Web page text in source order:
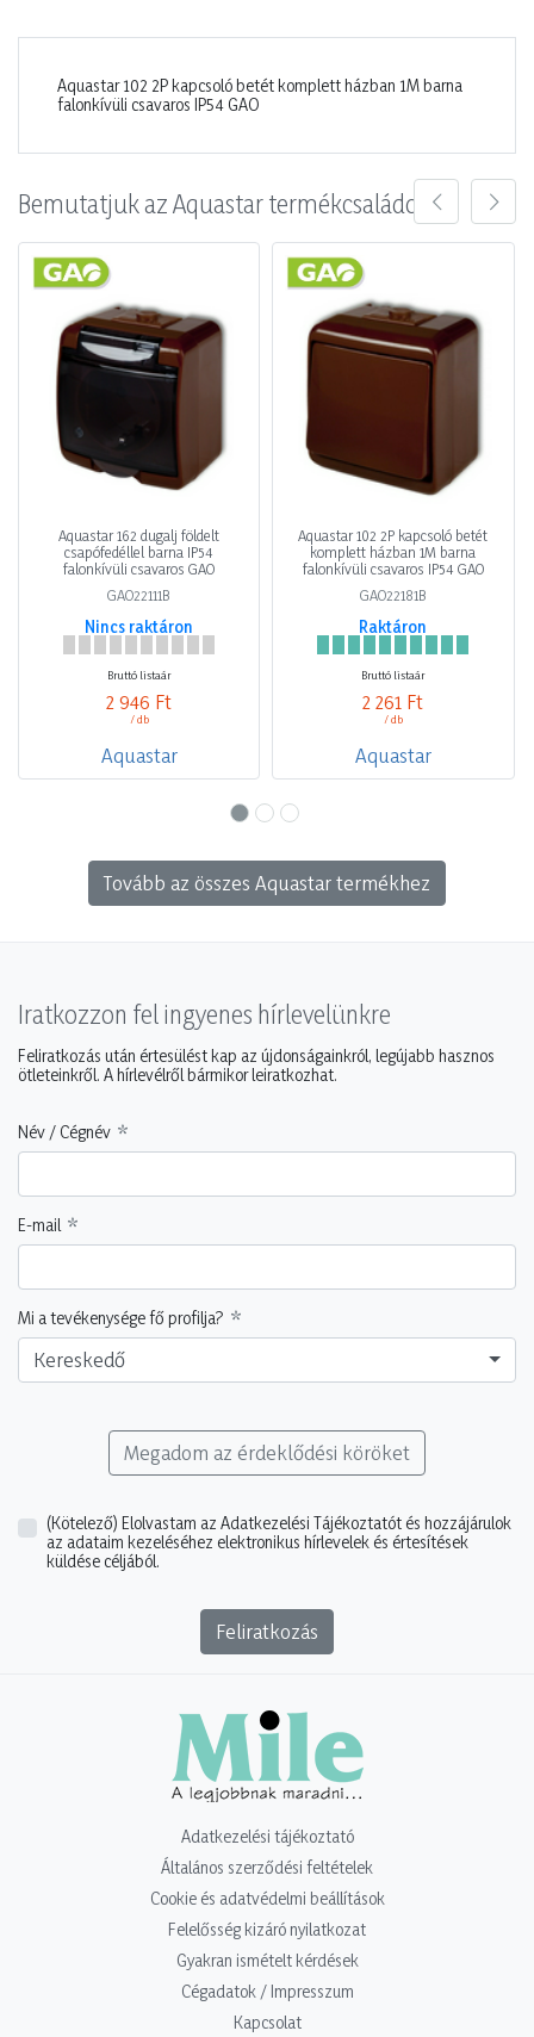
Aquastar 102 2P kapcsoló betét komplett házban 1M barna
falonkívüli csavaros IP54 GAO
Bemutatjuk az Aquastar termékcsaládot
Aquastar 162 dugalj földelt
csapófedéllel barna IP54
falonkívüli csavaros GAO
GAO22111B
Nincs raktáron
Bruttó listaár
2 946 Ft
/ db
Aquastar
Aquastar 102 2P kapcsoló betét
komplett házban 1M barna
falonkívüli csavaros IP54 GAO
GAO22181B
Raktáron
Bruttó listaár
2 261 Ft
/ db
Aquastar
Tovább az összes Aquastar termékhez
Iratkozzon fel ingyenes hírlevelünkre
Feliratkozás után értesülést kap az újdonságainkról, legújabb hasznos
ötleteinkről. A hírlevélről bármikor leiratkozhat.
Név / Cégnév
E-mail
Mi a tevékenysége fő profilja?
Kereskedő
Megadom az érdeklődési köröket
(Kötelező) Elolvastam az Adatkezelési Tájékoztatót és hozzájárulok
az adataim kezeléséhez elektronikus hírlevelek és értesítések
küldése céljából.
Feliratkozás
Adatkezelési tájékoztató
Általános szerződési feltételek
Cookie és adatvédelmi beállítások
Felelősség kizáró nyilatkozat
Gyakran ismételt kérdések
Cégadatok / Impresszum
Kapcsolat